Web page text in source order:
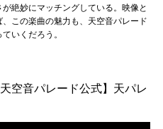
絶妙にマッチングしている。映像と
この楽曲の魅力も、天空音パレード
いくだろう。
空音パレード公式】天パレ